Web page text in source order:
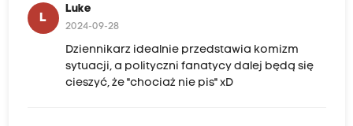
L
Luke
2024-09-28
Dziennikarz idealnie przedstawia komizm
sytuacji, a polityczni fanatycy dalej będą się
cieszyć, że "chociaż nie pis" xD